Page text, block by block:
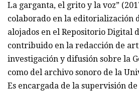
La garganta, el grito y la voz”
colaborado en la editorialización
alojados en el Repositorio Digital
contribuido en la redacción de
investigación y difusión sobre la
como del archivo sonoro de la
Es encargada de la supervisión